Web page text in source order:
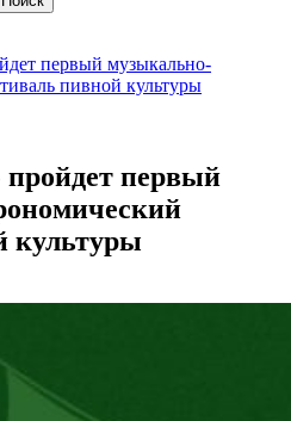
первый музыкально-
пивной культуры
первый
культуры